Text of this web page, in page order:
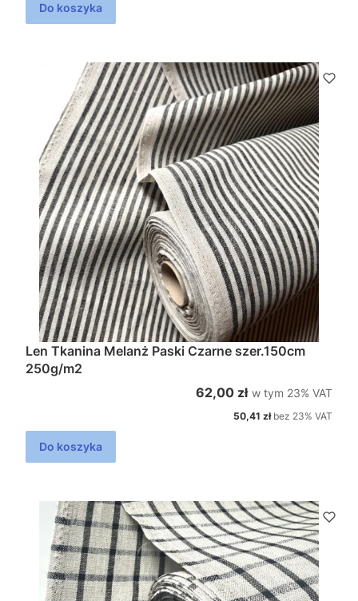
Do koszyka
Len Tkanina Melanż Paski Czarne szer.150cm
250g/m2
Cena brutto
62,00 zł w tym %s VAT
w tym 23% VAT
Cena netto
50,41 zł bez 23% VAT
Do koszyka